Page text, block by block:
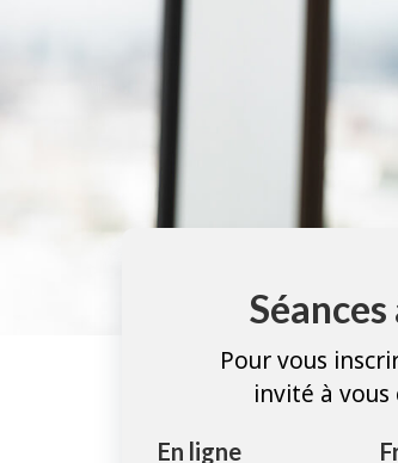
Pour vous
invité à vous
En ligne